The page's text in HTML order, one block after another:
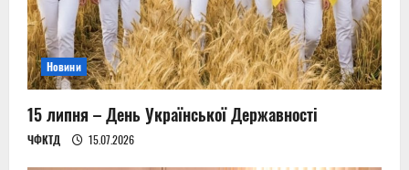
i
o
n
Новини
15 липня – День Української Державності
ЧФКТД 15.07.2026